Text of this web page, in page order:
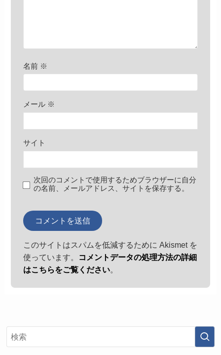
名前 ※
メール ※
サイト
次回のコメントで使用するためブラウザーに自分
の名前、メールアドレス、サイトを保存する。
このサイトはスパムを低減するために Akismet を
使っています。
コメントデータの処理方法の詳細
はこちらをご覧ください。